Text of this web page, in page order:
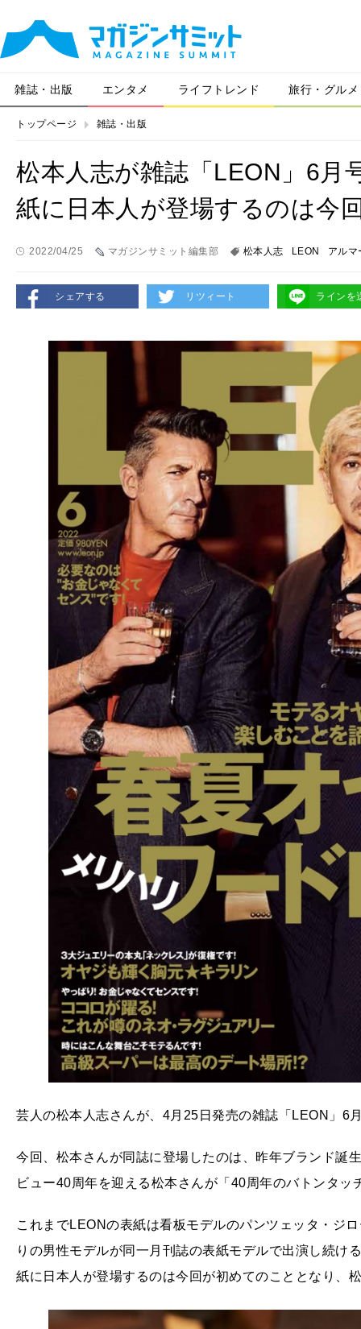
雑誌・出版 エンタメ ライフトレンド 旅行・グルメ
トップページ 雑誌・出版
松本人志が雑誌「LEON」6月
紙に日本人が登場するのは今
2022/04/25 マガジンサミット編集部 松本人志 LEON アルマ
シェアする リツィート ラインを
芸人の松本人志さんが、4月25日発売の雑誌「LEON」6
今回、松本さんが同誌に登場したのは、昨年ブランド誕
ビュー40周年を迎える松本さんが「40周年のバトンタ
これまでLEONの表紙は看板モデルのパンツェッタ・ジ
りの男性モデルが同一月刊誌の表紙モデルで出演し続け
紙に日本人が登場するのは今回が初めてのこととなり、